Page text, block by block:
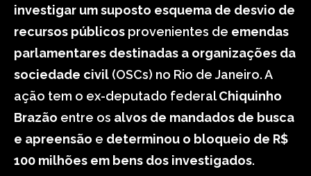
investigar um suposto esquema de desvio de
recursos públicos provenientes de emendas
parlamentares destinadas a organizações da
sociedade civil (OSCs) no Rio de Janeiro. A
ação tem o ex-deputado federalChiquinho
Brazão entre os alvos de mandados de busca
e apreensão e determinou o bloqueio de R$
100 milhões em bens dos investigados.